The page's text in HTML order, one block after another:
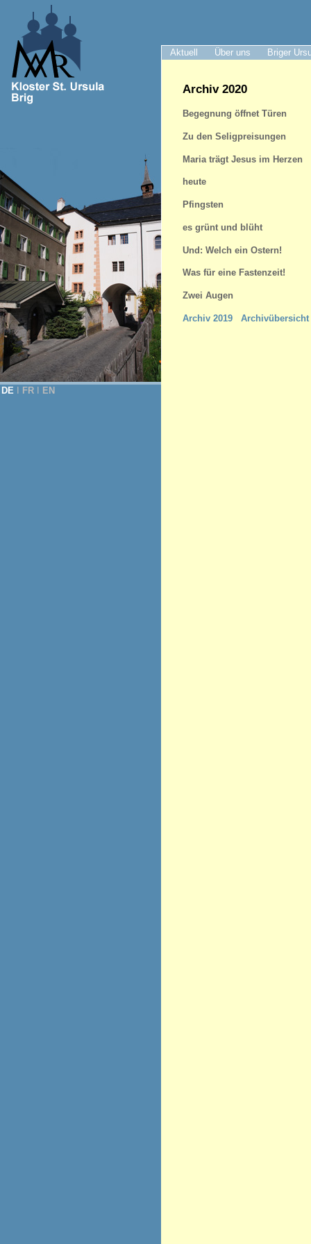
Aktuell Über uns Briger
DE FR EN
Archiv 2020
Begegnung öffnet Türen
Zu den Seligpreisungen
Maria trägt Jesus im Herzen
heute
Pfingsten
es grünt und blüht
Und: Welch ein Ostern!
Was für eine Fastenzeit!
Zwei Augen
Archiv 2019 Archivübersicht